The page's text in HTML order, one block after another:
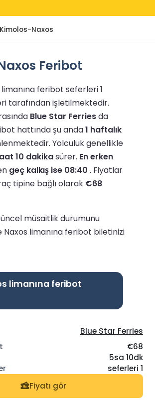
Kimolos-Naxos
Feribot
feribot seferleri 1
tarafından işletilmektedir.
Blue Star Ferriesda
hattında şu anda1 haftalık
Yolculuk genellikle
10 dakikasürer. En erken
geç kalkış ise 08:40 . Fiyatlar
tipine bağlı olarak €68
müsaitlik durumunu
limanına feribot biletinizi
limanına feribot
Blue Star Ferries
€68
5sa 10dk
seferleri 1
Fiyatı gör